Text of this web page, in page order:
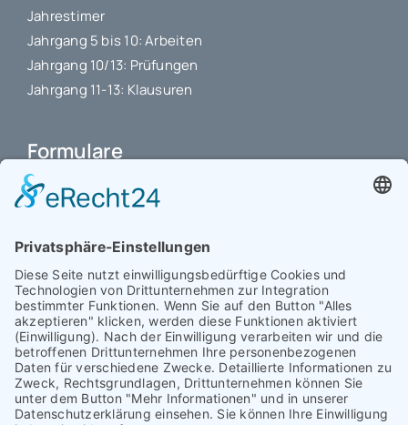
Jahrestimer
Jahrgang 5 bis 10: Arbeiten
Jahrgang 10/13: Prüfungen
Jahrgang 11-13: Klausuren
Formulare
Schulbuchkauf Schuljahr 2026-2027
Antrag auf Erstattung von Auslagen
Interner L-S-Beschwerdezettel
Antrag auf Freistellung vom Unterricht
Antrag für selbstständigen Heimweg bei Unwohlsein
(ab Jg. 9)
Antrag 10GL Pausenregelung
Datenschutz-Information
IT-Nutzungsvereinbarung